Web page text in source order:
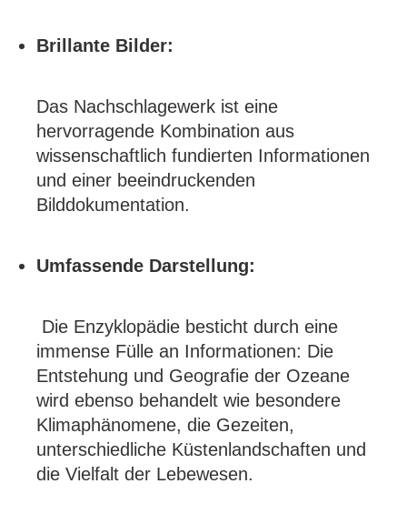
Brillante Bilder:
Das Nachschlagewerk ist eine
hervorragende Kombination aus
wissenschaftlich fundierten Informationen
und einer beeindruckenden
Bilddokumentation.
Umfassende Darstellung:
Die Enzyklopädie besticht durch eine
immense Fülle an Informationen: Die
Entstehung und Geografie der Ozeane
wird ebenso behandelt wie besondere
Klimaphänomene, die Gezeiten,
unterschiedliche Küstenlandschaften und
die Vielfalt der Lebewesen.